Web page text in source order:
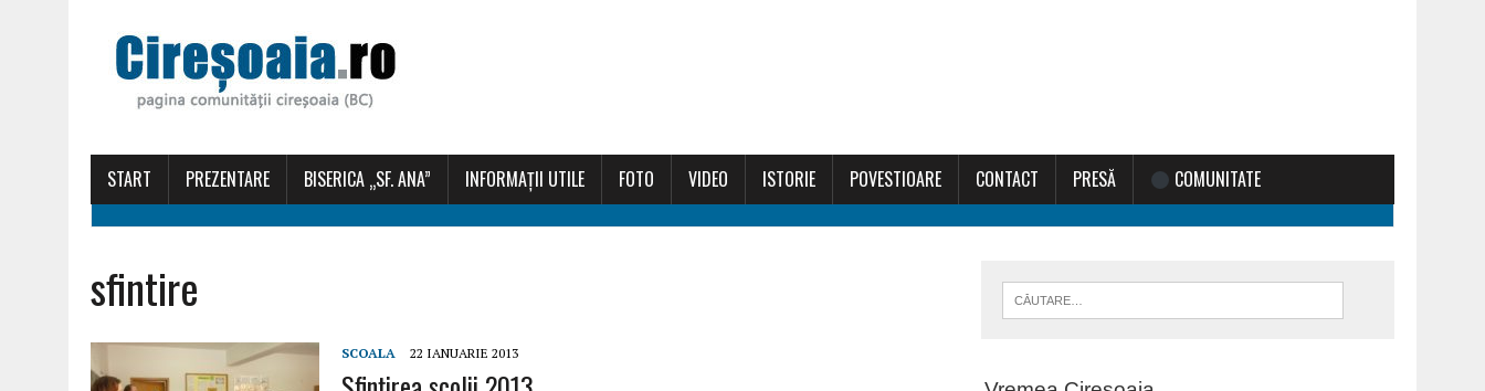
START PREZENTARE BISERICA „SF. ANA” INFORMAȚII UTILE FOTO VIDEO ISTORIE POVESTIOARE CONTACT PRESĂ COMUNITATE
sfintire
SCOALA 22 IANUARIE 2013